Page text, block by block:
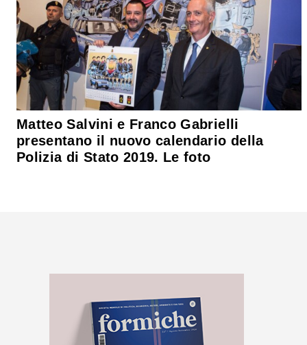
Matteo Salvini e Franco Gabrielli
presentano il nuovo calendario della
Polizia di Stato 2019. Le foto